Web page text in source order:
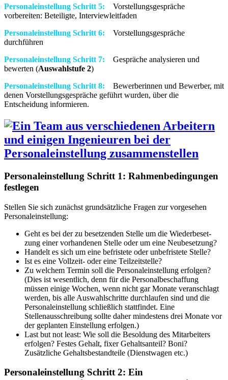
Personaleinstellung Schritt 5: Vorstellungsgespräche
vorbereiten: Beteiligte, Interviewleitfaden
Personaleinstellung Schritt 6: Vorstellungsgespräche
durchführen
Personaleinstellung Schritt 7: Gespräche analysieren und
bewerten (Auswahlstufe 2)
Personaleinstellung Schritt 8: Bewerberinnen und Bewerber, mit
denen Vorstellungsgespräche geführt wurden, über die
Entscheidung informieren.
Personaleinstellung Schritt 1: Rahmenbedingungen
festlegen
Stellen Sie sich zunächst grundsätzliche Fragen zur vorgesehen
Personaleinstellung:
Geht es bei der zu besetzenden Stelle um die Wiederbeset­
zung einer vorhandenen Stelle oder um eine Neubesetzung?
Handelt es sich um eine befristete oder unbefristete Stelle?
Ist es eine Vollzeit- oder eine Teilzeitstelle?
Zu welchem Termin soll die Personaleinstellung erfolgen?
(Dies ist wesentlich, denn für die Personalbeschaffung
müssen einige Wochen, wenn nicht gar Mo­nate veranschlagt
werden, bis alle Auswahlschritte durchlaufen sind und die
Personaleinstellung schließlich stattfindet. Eine
Stellenausschreibung sollte daher mindestens drei Monate vor
der geplanten Einstellung erfolgen.)
Last but not least: Wie soll die Besoldung des Mitarbeiters
erfolgen? Festes Gehalt, fixer Gehaltsanteil? Boni?
Zusätzliche Gehaltsbestandteile (Dienstwagen etc.)
Personaleinstellung Schritt 2: Ein